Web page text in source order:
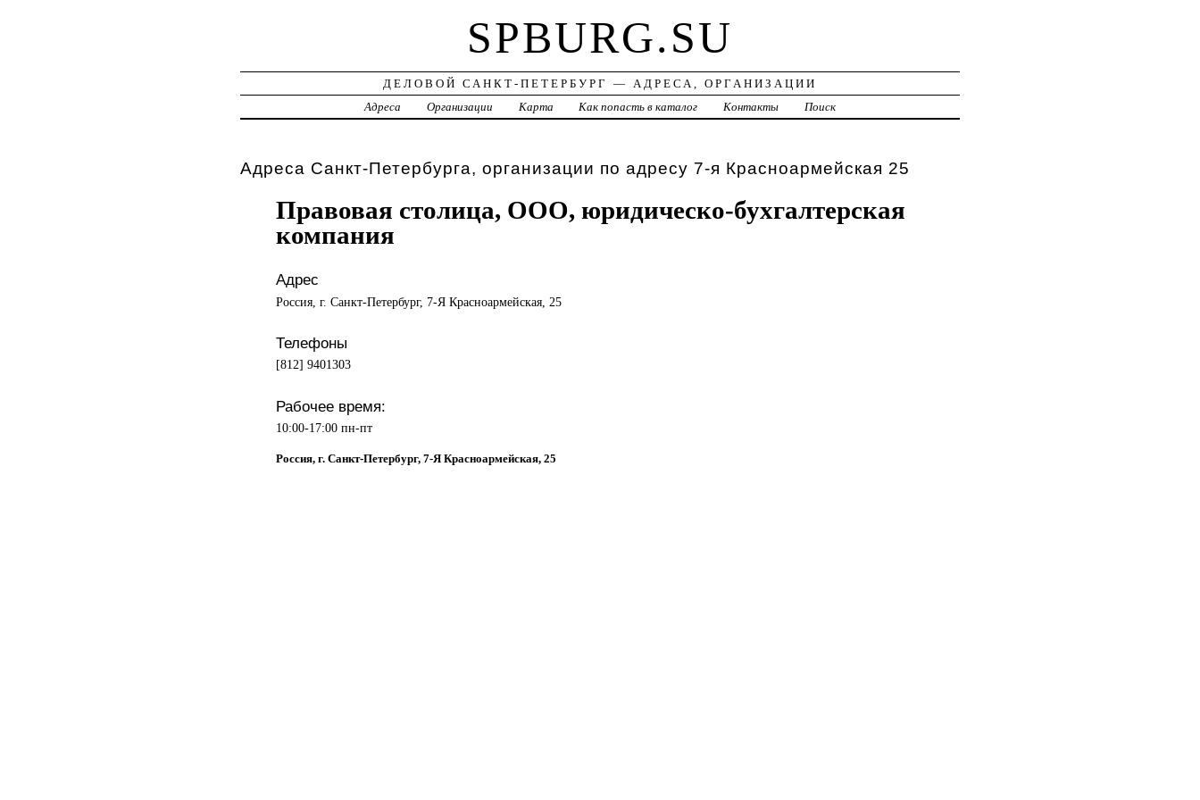
SPBURG.SU
ДЕЛОВОЙ САНКТ-ПЕТЕРБУРГ — АДРЕСА, ОРГАНИЗАЦИИ
Адреса
Организации Карта Как попасть в каталог Контакты Поиск
Адреса Санкт-Петербурга, организации по адресу 7-я Красноармейская 25
Правовая столица, ООО, юридическо-бухгалтерская
компания
Адрес
Россия, г. Санкт-Петербург, 7-Я Красноармейская, 25
Телефоны
[812] 9401303
Рабочее время:
10:00-17:00 пн-пт
Россия, г. Санкт-Петербург, 7-Я Красноармейская, 25